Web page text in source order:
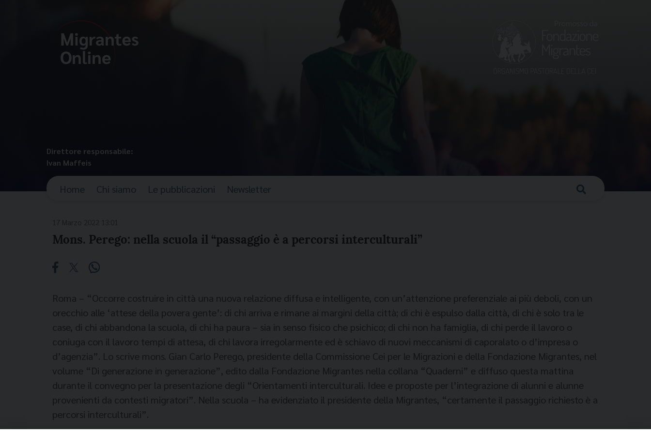
Direttore responsabile:
Ivan Maffeis
Home Chi siamo Le pubblicazioni Newsletter
Mons. Perego: nella scuola il “passaggio è a percorsi interculturali”
Roma – “Occorre costruire in città una nuova relazione diffusa e intelligente, con un’attenzione preferenziale ai più deboli, con un
orecchio alle ‘attese della povera gente’: di chi arriva e rimane ai margini della città; di chi è espulso dalla città, di chi è solo tra le
case, di chi abbandona la scuola, di chi ha paura – sia in senso fisico che psichico; di chi non ha famiglia, di chi perde il lavoro o
coniuga con il lavoro tempi di attesa, di chi lavora irregolarmente ed è schiavo di nuovi meccanismi di caporalato o d’impresa o
d’agenzia”. Lo scrive mons. Gian Carlo Perego, presidente della Commissione Cei per le Migrazioni e della Fondazione Migrantes, nel
volume “Di generazione in generazione”, edito dalla Fondazione Migrantes nella collana “Quaderni” e diffuso questa mattina
durante il convegno per la presentazione degli “Orientamenti interculturali. Idee e proposte per l’integrazione di alunni e alunne
provenienti da contesti migratori”. Nella scuola – ha evidenziato il presidente della Migrantes, “certamente il passaggio richiesto è a
percorsi interculturali”.